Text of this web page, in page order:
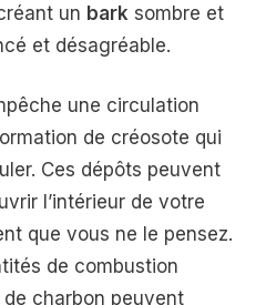
un bark sombre et
et désagréable.
une circulation
de créosote qui
Ces dépôts peuvent
l’intérieur de votre
que vous ne le pensez.
de combustion
charbon peuvent